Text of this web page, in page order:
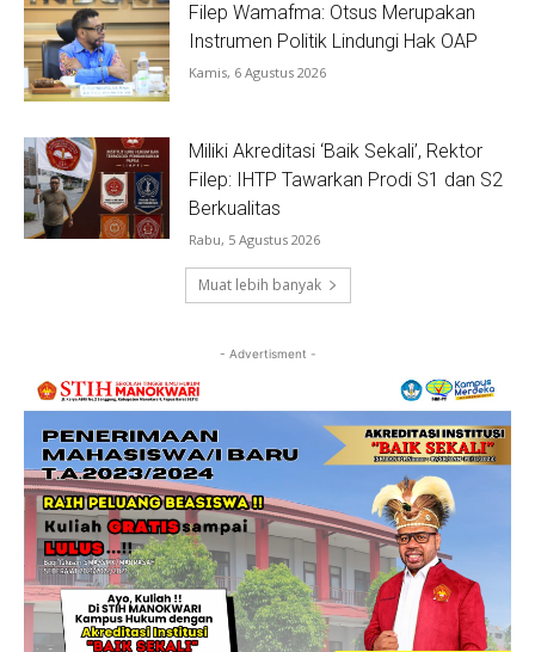
Filep Wamafma: Otsus Merupakan
Instrumen Politik Lindungi Hak OAP
Kamis, 6 Agustus 2026
Miliki Akreditasi ‘Baik Sekali’, Rektor
Filep: IHTP Tawarkan Prodi S1 dan S2
Berkualitas
Rabu, 5 Agustus 2026
Muat lebih banyak
- Advertisment -